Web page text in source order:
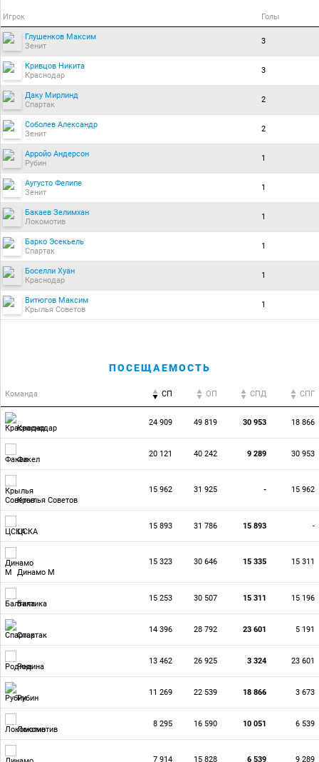
Игрок Голы
Глушенков Максим
Зенит
3
Кривцов Никита
Краснодар
3
Даку Мирлинд
Спартак
2
Соболев Александр
Зенит
2
Арройо Андерсон
Рубин
1
Аугусто Фелипе
Зенит
1
Бакаев Зелимхан
Локомотив
1
Барко Эсекьель
Спартак
1
Боселли Хуан
Краснодар
1
Витюгов Максим
Крылья Советов
1
ПОСЕЩАЕМОСТЬ
Команда СП ОП CПД CПГ
Краснодар
24 909 49 819 30 953 18 866
Факел
20 121 40 242 9 289 30 953
Крылья Советов
15 962 31 925 - 15 962
ЦСКА
15 893 31 786 15 893 -
Динамо М
15 323 30 646 15 335 15 311
Балтика
15 253 30 507 15 311 15 196
Спартак
14 396 28 792 23 601 5 191
Родина
13 462 26 925 3 324 23 601
Рубин
11 269 22 539 18 866 3 673
Локомотив
8 295 16 590 10 051 6 539
7 914 15 828 6 539 9 289